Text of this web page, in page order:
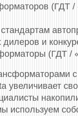
(ГДТ
и
(ГДТ /
увеличивает
используем